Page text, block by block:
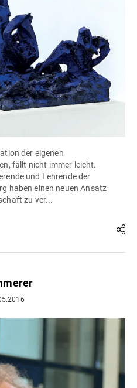
der eigenen
fällt nicht immer leicht.
und Lehrende der
haben einen neuen Ansatz
zu ver...